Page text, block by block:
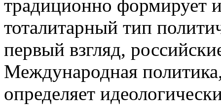
традиционно формирует
тоталитарный тип
первый взгляд,
Международная
определяет